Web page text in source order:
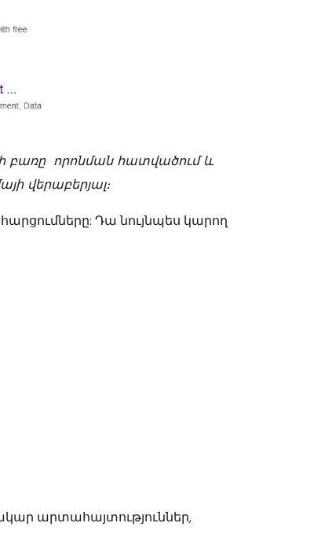
բառը որոնման հատվածում և
վերաբերյալ։
Դա նույնպես կարող
արտահայտություններ,